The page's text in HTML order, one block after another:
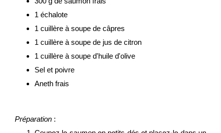
1 échalote
1 cuillère à soupe de câpres
1 cuillère à soupe de jus de citron
1 cuillère à soupe d'huile d'olive
Sel et poivre
Aneth frais
Préparation :